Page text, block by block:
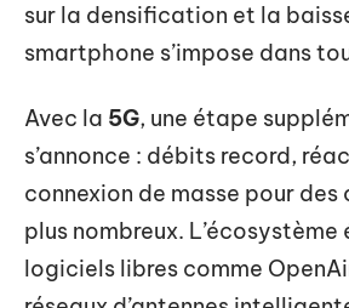
sur la densification et la
smartphone s’impose dans
Avec la 5G, une étape
s’annonce : débits record,
connexion de masse pour
plus nombreux.
logiciels libres comme